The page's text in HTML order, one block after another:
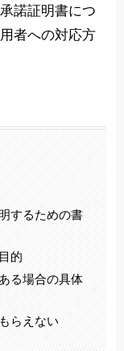
諾証明書につ
者への対応方
するための書
的
る場合の具体
らえない